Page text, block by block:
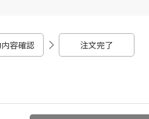
容確認 注文完了